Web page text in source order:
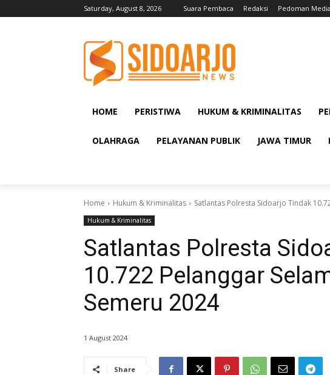
Saturday, August 8, 2026 Suara Pembaca Redaksi Pedoman
HOME PERISTIWA HUKUM & KRIMINALITAS
OLAHRAGA PELAYANAN PUBLIK JAWA TIMUR
Home Hukum & Kriminalitas Satlantas Polresta Sidoarjo Tindak
Hukum & Kriminalitas
Satlantas Polresta
10.722 Pelanggar
Semeru 2024
1 August 2024
Share